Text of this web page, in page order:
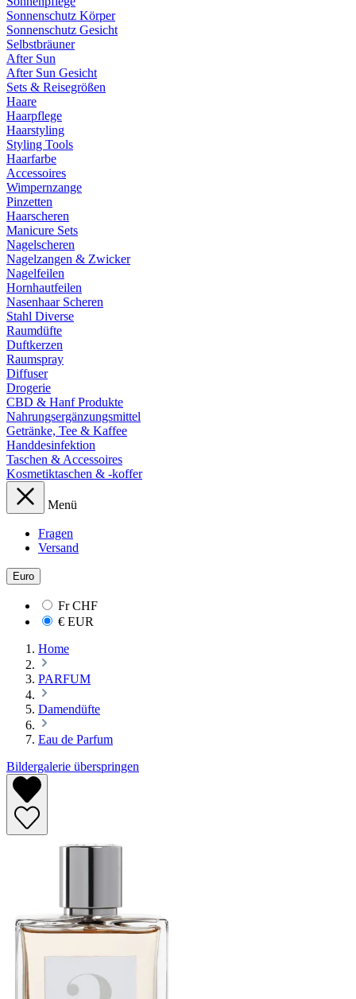
Sonnenschutz Körper
Sonnenschutz Gesicht
Selbstbräuner
After Sun
After Sun Gesicht
Sets & Reisegrößen
Haare
Haarpflege
Haarstyling
Styling Tools
Haarfarbe
Accessoires
Wimpernzange
Pinzetten
Haarscheren
Manicure Sets
Nagelscheren
Nagelzangen & Zwicker
Nagelfeilen
Hornhautfeilen
Nasenhaar Scheren
Stahl Diverse
Raumdüfte
Duftkerzen
Raumspray
Diffuser
Drogerie
CBD & Hanf Produkte
Nahrungsergänzungsmittel
Getränke, Tee & Kaffee
Handdesinfektion
Taschen & Accessoires
Kosmetiktaschen & -koffer
Menü
Fragen
Versand
Euro
FrCHF
€ EUR
Home
PARFUM
Damendüfte
Eau de Parfum
Bildergalerie überspringen